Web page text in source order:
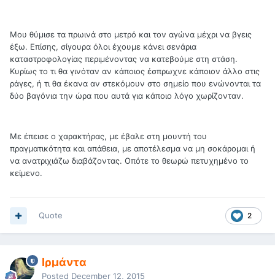
Μου θύμισε τα πρωινά στο μετρό και τον αγώνα μέχρι να βγεις
έξω. Επίσης, σίγουρα όλοι έχουμε κάνει σενάρια
καταστροφολογίας περιμένοντας να κατεβούμε στη στάση.
Κυρίως το τι θα γινόταν αν κάποιος έσπρωχνε κάποιον άλλο στις
ράγες, ή τι θα έκανα αν στεκόμουν στο σημείο που ενώνονται τα
δύο βαγόνια την ώρα που αυτά για κάποιο λόγο χωρίζονταν.
Με έπεισε ο χαρακτήρας, με έβαλε στη μουντή του
πραγματικότητα και απάθεια, με αποτέλεσμα να μη σοκάρομαι ή
να ανατριχιάζω διαβάζοντας. Οπότε το θεωρώ πετυχημένο το
κείμενο.
2
Quote
Ιρμάντα
Posted December 12, 2015